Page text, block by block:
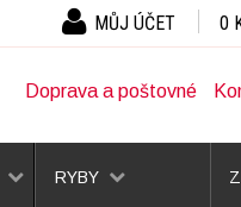
Doprava a poštovné
RYBY
0
MŮJ ÚČET